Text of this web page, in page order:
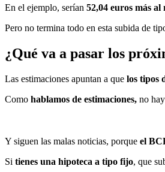
En el ejemplo, serían 52,04 euros más al
Pero no termina todo en esta subida de
¿Qué va a pasar los
Las estimaciones apuntan a que los tipos
Como hablamos de estimaciones, no
Y siguen las malas noticias, porque el
Si tienes una hipoteca a tipo fijo, que